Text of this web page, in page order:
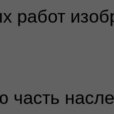
работ
часть